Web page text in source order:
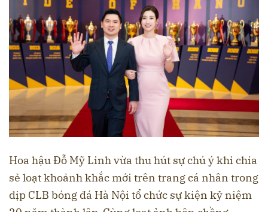
Hoa hậu Đỗ Mỹ Linh vừa thu hút sự chú ý khi chia
sẻ loạt khoảnh khắc mới trên trang cá nhân trong
dịp CLB bóng đá Hà Nội tổ chức sự kiện kỷ niệm